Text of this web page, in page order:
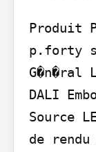
Produit
p.forty
G�n�ral
DALI
Source
de